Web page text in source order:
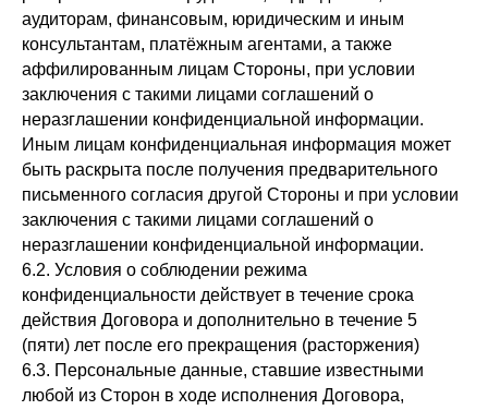
аудиторам, финансовым, юридическим и иным
консультантам, платёжным агентами, а также
аффилированным лицам Стороны, при условии
заключения с такими лицами соглашений о
неразглашении конфиденциальной информации.
Иным лицам конфиденциальная информация может
быть раскрыта после получения предварительного
письменного согласия другой Стороны и при условии
заключения с такими лицами соглашений о
неразглашении конфиденциальной информации.
6.2. Условия о соблюдении режима
конфиденциальности действует в течение срока
действия Договора и дополнительно в течение 5
(пяти) лет после его прекращения (расторжения)
6.3. Персональные данные, ставшие известными
любой из Сторон в ходе исполнения Договора,